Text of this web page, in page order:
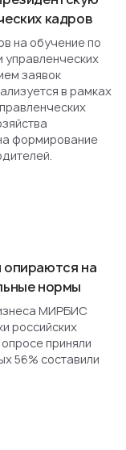
кадров
на обучение по
заявок
в рамках
формирование
на
нормы
МИРБИС
российских
приняли
56% составили